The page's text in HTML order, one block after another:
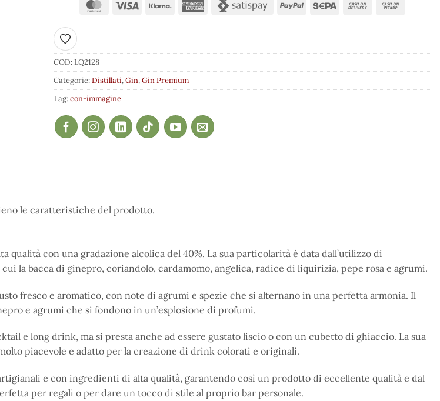
Aggiungi ai preferiti
COD:LQ2128
Categorie:Distillati,Gin,Gin Premium
Tag:con-immagine
le caratteristiche del prodotto.
qualità con una gradazione alcolica del 40%. La sua particolarità è data dall’utilizzo di
la bacca di ginepro, coriandolo, cardamomo, angelica, radice di liquirizia, pepe rosa e agrumi.
fresco e aromatico, con note di agrumi e spezie che si alternano in una perfetta armonia. Il
e agrumi che si fondono in un’esplosione di profumi.
e long drink, ma si presta anche ad essere gustato liscio o con un cubetto di ghiaccio. La sua
piacevole e adatto per la creazione di drink colorati e originali.
e con ingredienti di alta qualità, garantendo così un prodotto di eccellente qualità e dal
per regali o per dare un tocco di stile al proprio bar personale.